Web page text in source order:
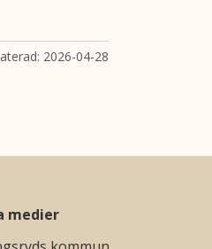
2026-04-28
medier